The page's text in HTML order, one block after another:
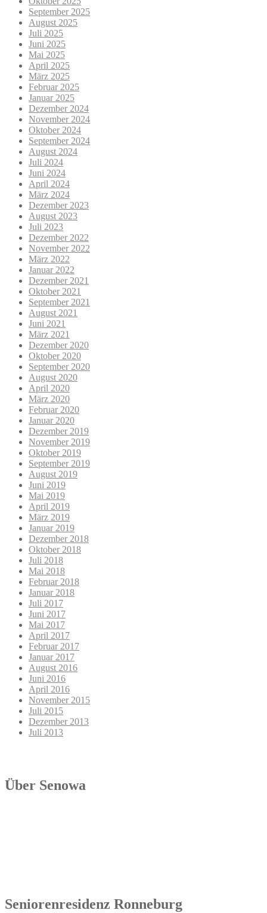
September 2025
August 2025
Juli 2025
Juni 2025
Mai 2025
April 2025
März 2025
Februar 2025
Januar 2025
Dezember 2024
November 2024
Oktober 2024
September 2024
August 2024
Juli 2024
Juni 2024
April 2024
März 2024
Dezember 2023
August 2023
Juli 2023
Dezember 2022
November 2022
März 2022
Januar 2022
Dezember 2021
Oktober 2021
September 2021
August 2021
Juni 2021
März 2021
Dezember 2020
Oktober 2020
September 2020
August 2020
April 2020
März 2020
Februar 2020
Januar 2020
Dezember 2019
November 2019
Oktober 2019
September 2019
August 2019
Juni 2019
Mai 2019
April 2019
März 2019
Januar 2019
Dezember 2018
Oktober 2018
Juli 2018
Mai 2018
Februar 2018
Januar 2018
Juli 2017
Juni 2017
Mai 2017
April 2017
Februar 2017
Januar 2017
August 2016
Juni 2016
April 2016
November 2015
Juli 2015
Dezember 2013
Juli 2013
Über Senowa
Seniorenresidenz Ronneburg